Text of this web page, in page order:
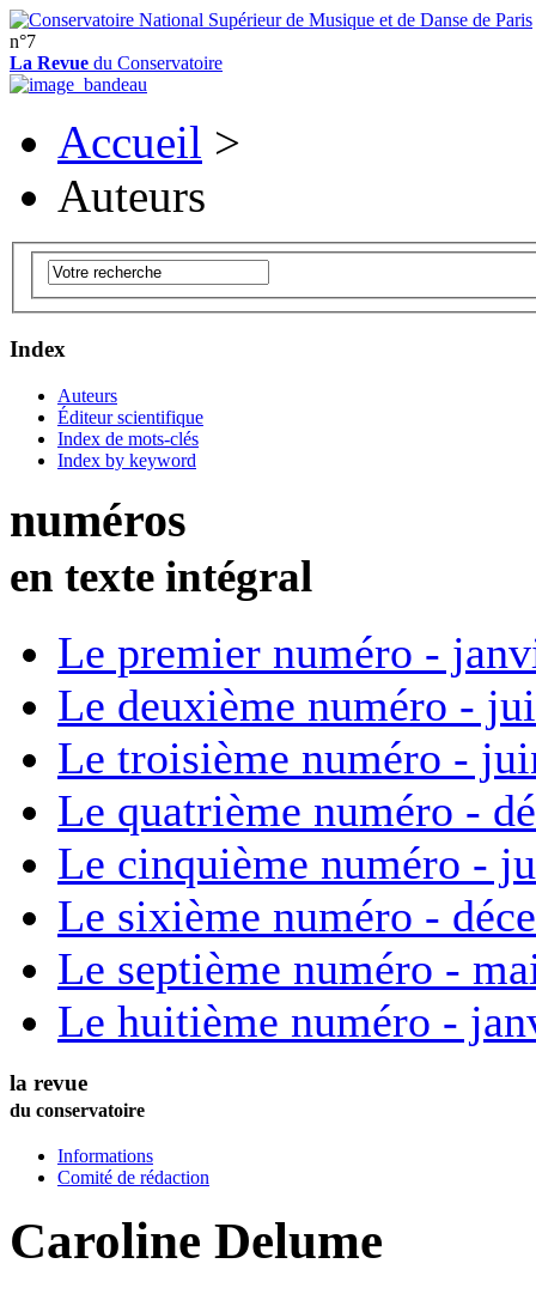
n°7
La Revue du Conservatoire
Accueil >
Auteurs
Index
Auteurs
Éditeur scientifique
Index de mots-clés
Index by keyword
numéros
en texte intégral
Le premier numéro -
Le deuxième numéro -
Le troisième numéro -
Le quatrième numéro -
Le cinquième numéro -
Le sixième numéro -
Le septième numéro -
Le huitième numéro -
la revue
du conservatoire
Informations
Comité de rédaction
Caroline Delume